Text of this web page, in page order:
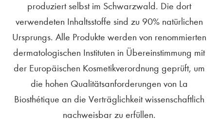
produziert selbst im Schwarzwald. Die dort
verwendeten Inhaltsstoffe sind zu 90% natürlichen
Ursprungs. Alle Produkte werden von renommierten
dermatologischen Instituten in Übereinstimmung mit
der Europäischen Kosmetikverordnung geprüft, um
die hohen Qualitätsanforderungen von La
Biosthétique an die Verträglichkeit wissenschaftlich
nachweisbar zu erfüllen.